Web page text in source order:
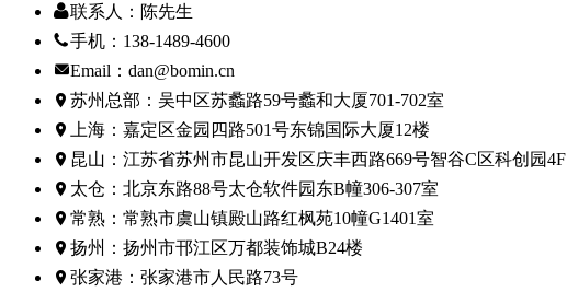
联系人：陈先生
手机：138-1489-4600
Email：dan@bomin.cn
苏州总部：吴中区苏蠡路59号蠡和大厦701-702室
上海：嘉定区金园四路501号东锦国际大厦12楼
昆山：江苏省苏州市昆山开发区庆丰西路669号智谷C区科创园4F
太仓：北京东路88号太仓软件园东B幢306-307室
常熟：常熟市虞山镇殿山路红枫苑10幢G1401室
扬州：扬州市邗江区万都装饰城B24楼
张家港：张家港市人民路73号